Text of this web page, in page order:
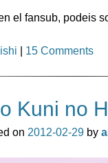
el fansub, podeis
15 Comments
Kuni no
on 2012-02-29by